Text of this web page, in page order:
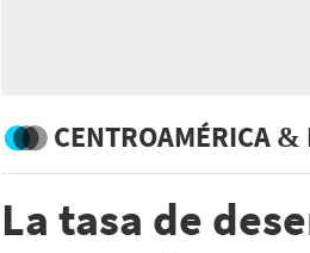
CENTROAMÉRICA &
La tasa de